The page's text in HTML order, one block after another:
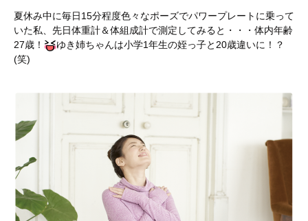
夏休み中に毎日15分程度色々なポーズでパワープレートに乗って
いた私、先日体重計＆体組成計で測定してみると・・・体内年齢
27歳！
ゆき姉ちゃんは小学1年生の姪っ子と20歳違いに！？
(笑)